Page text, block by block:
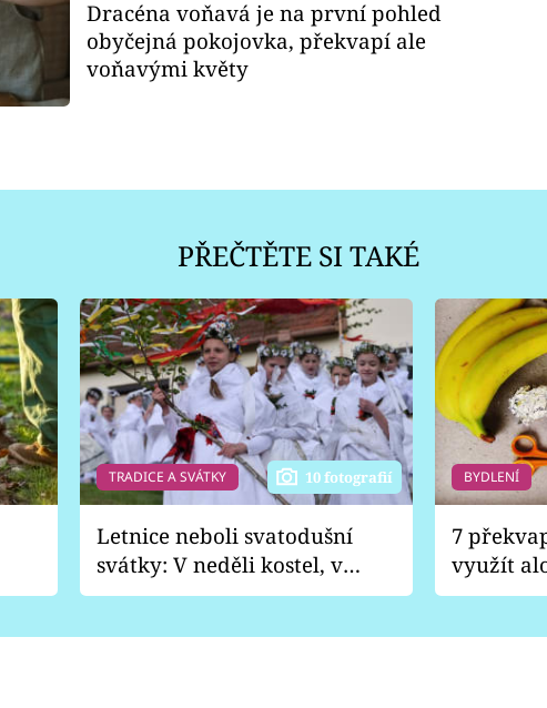
Dracéna voňavá je na první pohled
obyčejná pokojovka, překvapí ale
voňavými květy
PŘEČTĚTE SI TAKÉ
TRADICE A SVÁTKY 10 fotografií
Letnice neboli svatodušní
svátky: V neděli kostel, v
pondělí zábava
BYDLENÍ
7
využít